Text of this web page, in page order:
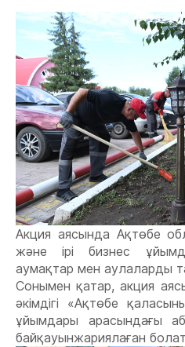
Акция аясында Ақтөбе
және ірі бизнес
аумақтар мен аулаларды
Сонымен қатар, акция
әкімдігі «Ақтөбе
ұйымдары арасындағы
байқауынжариялаған